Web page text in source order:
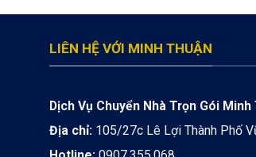
LIÊN HỆ VỚI MINH THUẬN
Dịch Vụ Chuyển Nhà Trọn Gói Minh
Địa chỉ: 105/27c Lê Lợi Thành Phố